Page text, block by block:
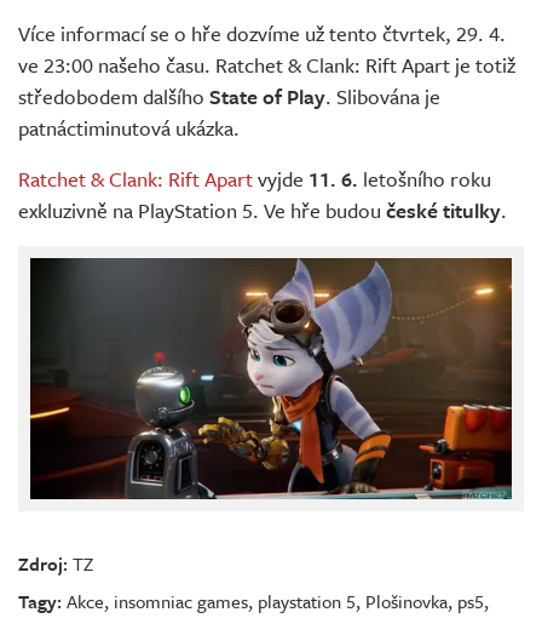
Více informací se o hře dozvíme už tento čtvrtek, 29. 4.
ve 23:00 našeho času. Ratchet & Clank: Rift Apart je totiž
středobodem dalšího State of Play. Slibována je
patnáctiminutová ukázka.
Ratchet & Clank: Rift Apartvyjde 11. 6. letošního roku
exkluzivně na PlayStation 5. Ve hře budou české titulky.
Zdroj:TZ
Tagy:Akce, insomniac games, playstation 5, Plošinovka, ps5,